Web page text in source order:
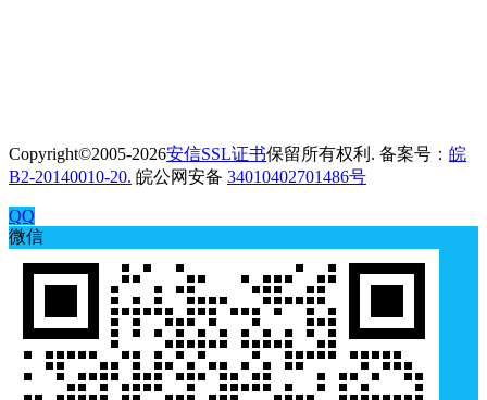
Copyright©2005-2026安信SSL证书保留所有权利. 备案号： 皖
B2-20140010-20. 皖公网安备 34010402701486号
QQ
微信